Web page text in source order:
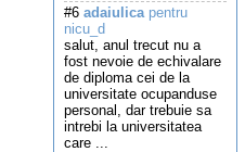
#6 adaiulicapentru
nicu_d
salut, anul trecut nu a
fost nevoie de echivalare
de diploma cei de la
universitate ocupanduse
personal, dar trebuie sa
intrebi la universitatea
care ...